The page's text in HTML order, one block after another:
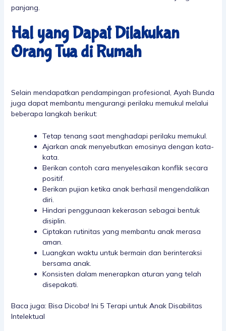
panjang.
Hal yang Dapat Dilakukan
Orang Tua di Rumah
Selain mendapatkan pendampingan profesional, Ayah Bunda
juga dapat membantu mengurangi perilaku memukul melalui
beberapa langkah berikut:
Tetap tenang saat menghadapi perilaku memukul.
Ajarkan anak menyebutkan emosinya dengan kata-
kata.
Berikan contoh cara menyelesaikan konflik secara
positif.
Berikan pujian ketika anak berhasil mengendalikan
diri.
Hindari penggunaan kekerasan sebagai bentuk
disiplin.
Ciptakan rutinitas yang membantu anak merasa
aman.
Luangkan waktu untuk bermain dan berinteraksi
bersama anak.
Konsisten dalam menerapkan aturan yang telah
disepakati.
Baca juga: Bisa Dicoba! Ini 5 Terapi untuk Anak Disabilitas
Intelektual